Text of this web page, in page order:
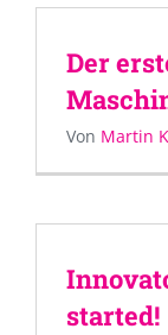
Der
Von Martin
started!